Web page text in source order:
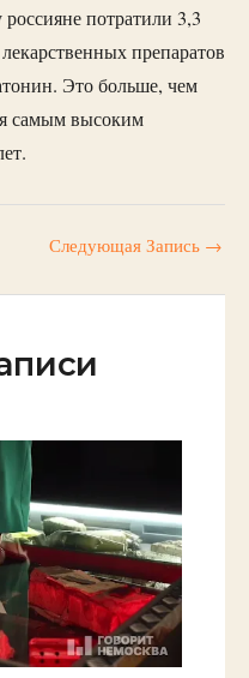
потратили 3,3
препаратов
Это больше, чем
самым высоким
Следующая Запись →